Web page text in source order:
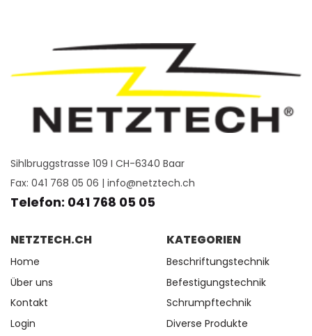
Sihlbruggstrasse 109 I CH-6340 Baar
Fax: 041 768 05 06 | info@netztech.ch
Telefon: 041 768 05 05
NETZTECH.CH
Home
Über uns
Kontakt
Login
KATEGORIEN
Beschriftungstechnik
Befestigungstechnik
Schrumpftechnik
Diverse Produkte